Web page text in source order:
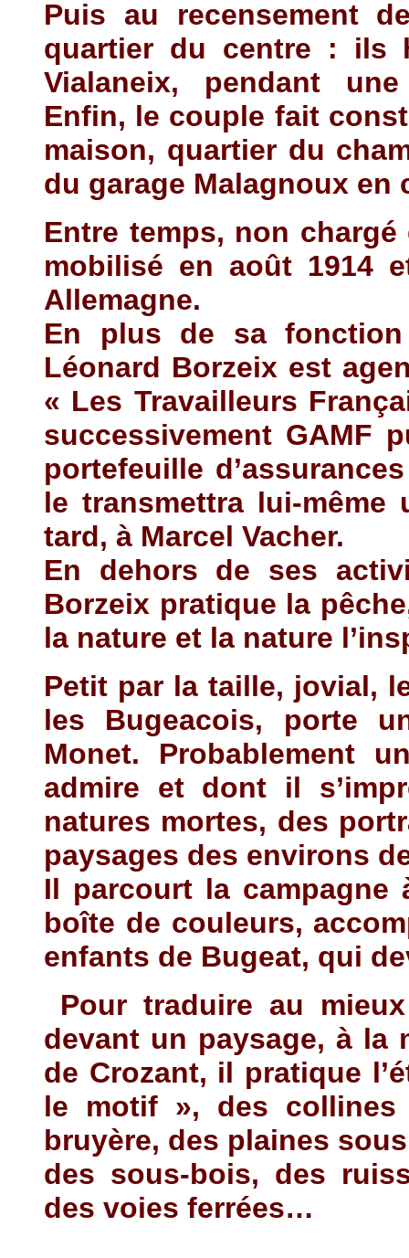
Puis au recensement
quartier du centre : ils
Vialaneix, pendant
Enfin, le couple fait
maison, quartier du
du garage Malagnoux en
Entre temps, non
mobilisé en août 1914
Allemagne.
En plus de sa
Léonard Borzeix est
« Les Travailleurs
successivement GAMF
portefeuille
le transmettra lui-même
tard, à Marcel Vacher.
En dehors de ses
Borzeix pratique la
la nature et la nature
Petit par la taille, jovial,
les Bugeacois, porte
Monet. Probablement
admire et dont il
natures mortes, des
paysages des environs
Il parcourt la campagne
boîte de couleurs,
enfants de Bugeat, qui
Pour traduire au
devant un paysage, à la
de Crozant, il pratique
le motif », des collines
bruyère, des plaines
des sous-bois, des
des voies ferrées…